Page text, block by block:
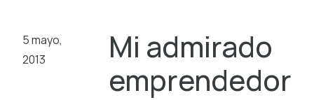
5 mayo,
2013
Mi admirado
emprendedor